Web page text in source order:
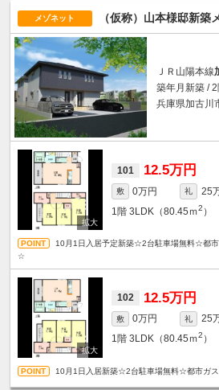
メゾネット （仮称）山本様邸新築
ＪＲ山陽本線
築年月新築 /
兵庫県加古川
101 12.5万円
敷 0万円 礼
25
1階 3LDK（80.45ｍ2 ）
10月1日入居予定新築☆2台駐車場無料☆都
☆
102 12.5万円
敷 0万円 礼
25
1階 3LDK（80.45ｍ2 ）
10月1日入居新築☆2台駐車場無料☆都市ガ